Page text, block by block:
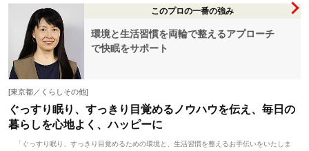
このプロの一番の強み
環境と生活習慣を両輪で整えるアプローチ
で快眠をサポート
[東京都／くらしその他]
ぐっすり眠り、すっきり目覚めるノウハウを伝え、毎日の
暮らしを心地よく、ハッピーに
「ぐっすり眠り、すっきり目覚めるための環境と、生活習慣を整えるお手伝いをいたしま